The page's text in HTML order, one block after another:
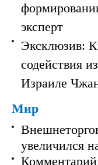
эксперт
Эксклюзив:
содействия
Израиле
Мир
увеличился